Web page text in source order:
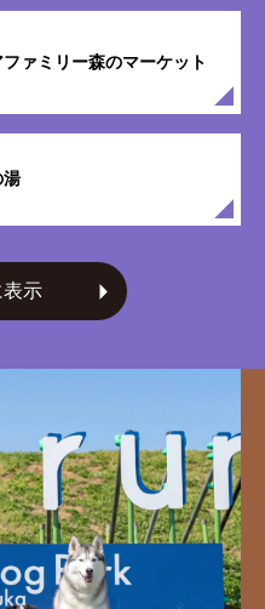
ァミリー森のマーケット
湯
表示